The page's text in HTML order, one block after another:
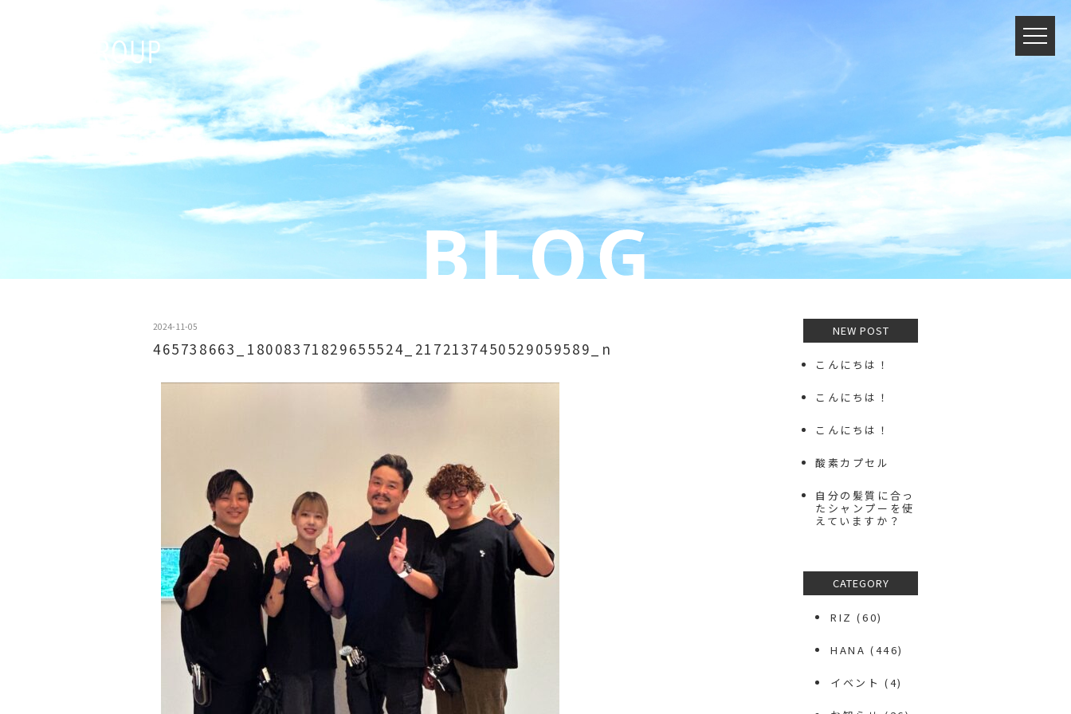
2024-11-05
465738663_18008371829655524_2172137450529059589_n
NEW POST
こんにちは！
こんにちは！
こんにちは！
酸素カプセル
自分の髪質に合っ
たシャンプーを使
えていますか？
CATEGORY
RIZ (60)
HANA (446)
イベント (4)